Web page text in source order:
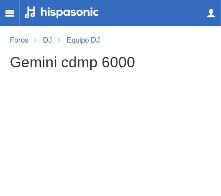
Foros DJ Equipo DJ
Gemini cdmp 6000